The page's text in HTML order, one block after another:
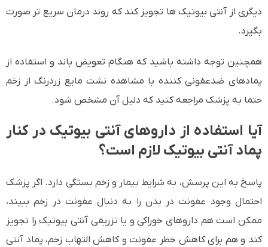
دیگری از آنتی بیوتیک ها تجویز کند که روند درمان سریع تر صورت
بگیرد.
همچنین توجه داشته باشید که هنگام تعویض باند و استفاده از
پمادهای ضدعفونی کننده با مشاهده نشت مایع زردرنگ از زخم
حتما به پزشک مراجعه کنید که دلیل آن مشخص شود.
آیا استفاده از داروهای آنتی بیوتیک در کنار
پماد آنتی بیوتیک لازم است؟
پاسخ به این پرسش، به شرایط بیمار و زخم بستگی دارد. اگر پزشک
احتمال وجود عفونت در بدن را به دنبال عفونت در زخم ببیند،
ممکن است هم داروهای خوراکی و یا تزریقی آنتی بیوتیک را تجویز
کند و هم برای کاهش خطر عفونت و کاهش التهاب زخم، پماد آنتی